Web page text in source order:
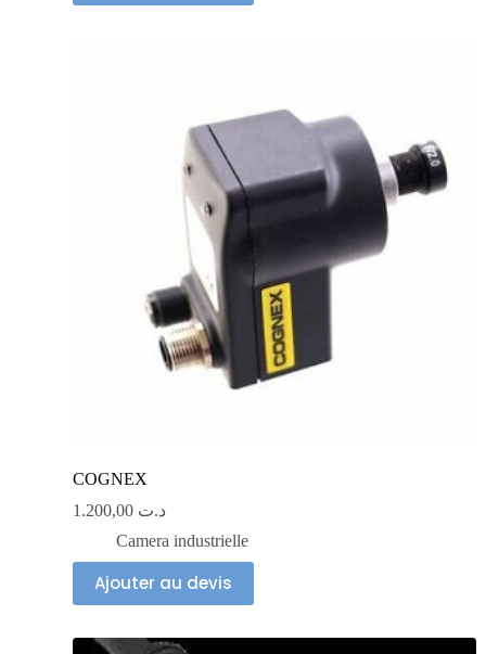
COGNEX
د.ت 1.200,00
Camera industrielle
Ajouter au devis